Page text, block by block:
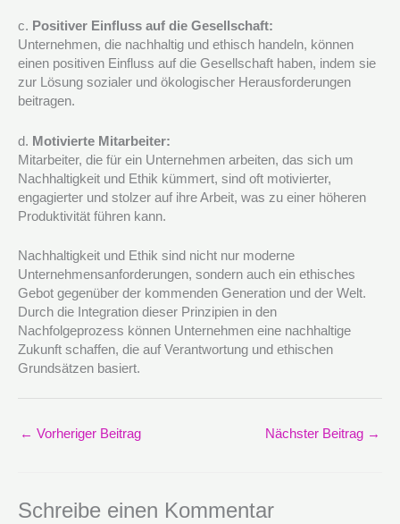
c. Positiver Einfluss auf die Gesellschaft:
Unternehmen, die nachhaltig und ethisch handeln, können
einen positiven Einfluss auf die Gesellschaft haben, indem sie
zur Lösung sozialer und ökologischer Herausforderungen
beitragen.
d. Motivierte Mitarbeiter:
Mitarbeiter, die für ein Unternehmen arbeiten, das sich um
Nachhaltigkeit und Ethik kümmert, sind oft motivierter,
engagierter und stolzer auf ihre Arbeit, was zu einer höheren
Produktivität führen kann.
Nachhaltigkeit und Ethik sind nicht nur moderne
Unternehmensanforderungen, sondern auch ein ethisches
Gebot gegenüber der kommenden Generation und der Welt.
Durch die Integration dieser Prinzipien in den
Nachfolgeprozess können Unternehmen eine nachhaltige
Zukunft schaffen, die auf Verantwortung und ethischen
Grundsätzen basiert.
← Vorheriger Beitrag Nächster Beitrag →
Schreibe einen Kommentar